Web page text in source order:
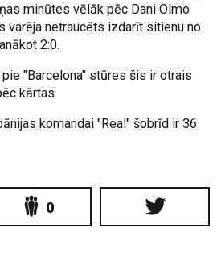
minūtes vēlāk pēc Dani Olmo
varēja netraucēts izdarīt sitienu no
2:0.
"Barcelona" stūres šis ir otrais
kārtas.
komandai "Real" šobrīd ir 36
0